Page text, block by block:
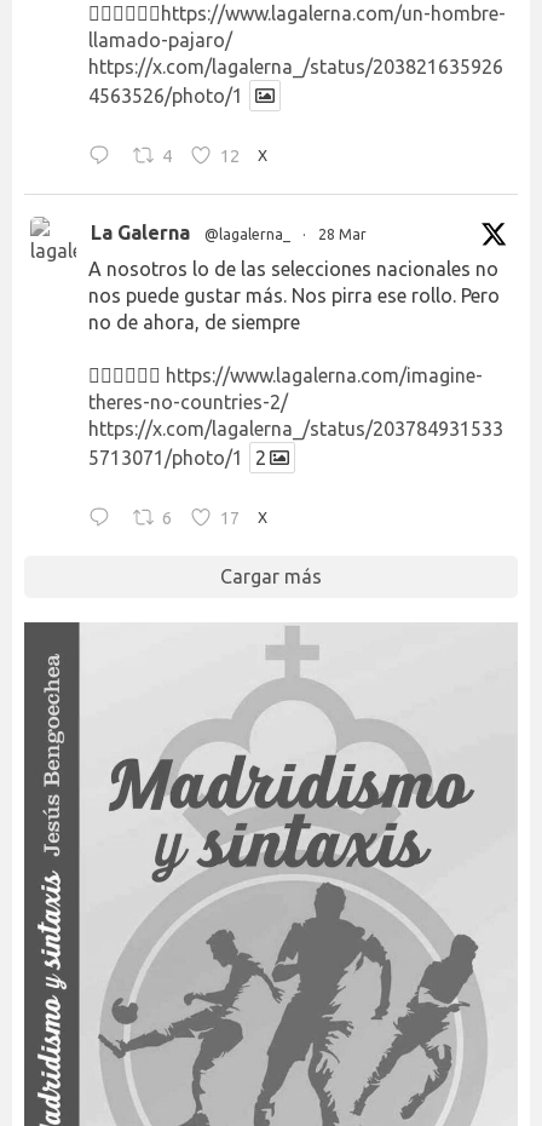
👉🏻👉🏻👉🏻 https://www.lagalerna.com/un-hombre-
llamado-pajaro/
https://x.com/lagalerna_/status/203821635926
4563526/photo/1
4 12 X
La Galerna @lagalerna_ · 28 Mar
A nosotros lo de las selecciones nacionales no
nos puede gustar más. Nos pirra ese rollo. Pero
no de ahora, de siempre
👉🏻👉🏻👉🏻 https://www.lagalerna.com/imagine-
theres-no-countries-2/
https://x.com/lagalerna_/status/203784931533
5713071/photo/1
2
6 17 X
Cargar más